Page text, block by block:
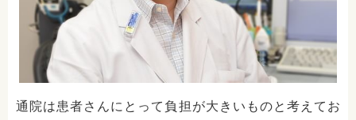
通院は患者さんにとって負担が大きいものと考えてお